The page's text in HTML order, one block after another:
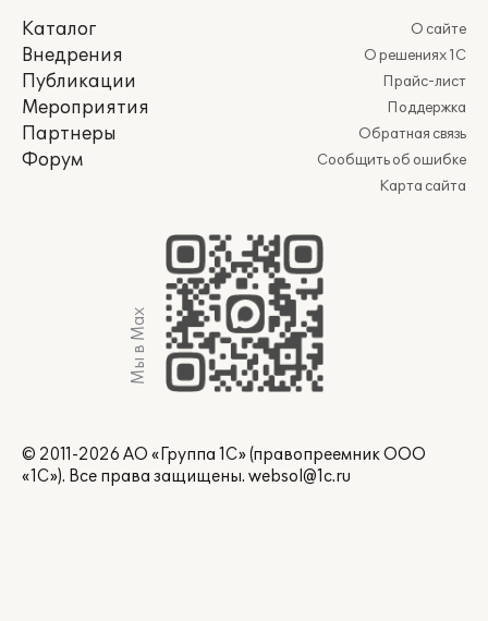
Каталог
Внедрения
Публикации
Мероприятия
Партнеры
Форум
О сайте
О решениях 1С
Прайс-лист
Поддержка
Обратная связь
Сообщить об ошибке
Карта сайта
Мы в Max
© 2011-2026 АО «Группа 1С» (правопреемник ООО
«1С»). Все права защищены. websol@1c.ru